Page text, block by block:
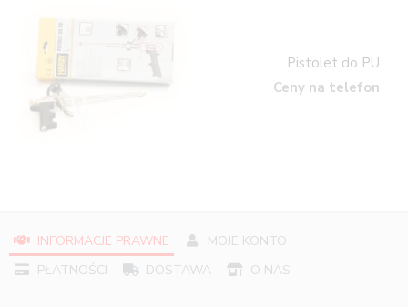
Pistolet do PU
Ceny na telefon
INFORMACJE PRAWNE
MOJE KONTO
PŁATNOŚCI
DOSTAWA O NAS